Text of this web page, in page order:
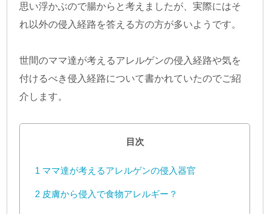
思い浮かぶので腸からと考えましたが、実際にはそ
れ以外の侵入経路を答える方の方が多いようです。
世間のママ達が考えるアレルゲンの侵入経路や気を
付けるべき侵入経路について書かれていたのでご紹
介します。
目次
1 ママ達が考えるアレルゲンの侵入器官
2 皮膚から侵入で食物アレルギー？